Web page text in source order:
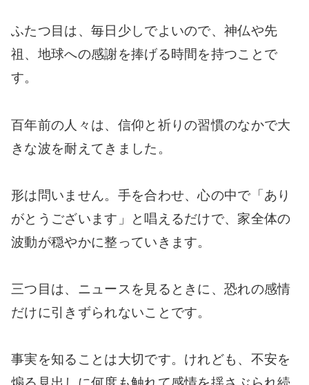
ふたつ目は、毎日少しでよいので、神仏や先
祖、地球への感謝を捧げる時間を持つことで
す。
百年前の人々は、信仰と祈りの習慣のなかで大
きな波を耐えてきました。
形は問いません。手を合わせ、心の中で「あり
がとうございます」と唱えるだけで、家全体の
波動が穏やかに整っていきます。
三つ目は、ニュースを見るときに、恐れの感情
だけに引きずられないことです。
事実を知ることは大切です。けれども、不安を